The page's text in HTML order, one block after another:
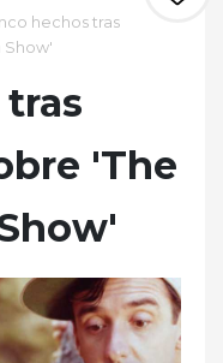
hechos tras
Show'
'The